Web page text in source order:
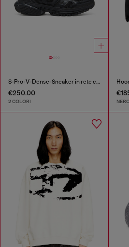
S-Pro-V-Dense-Sneaker in rete con logo Oval D
€250.00
2 COLORI